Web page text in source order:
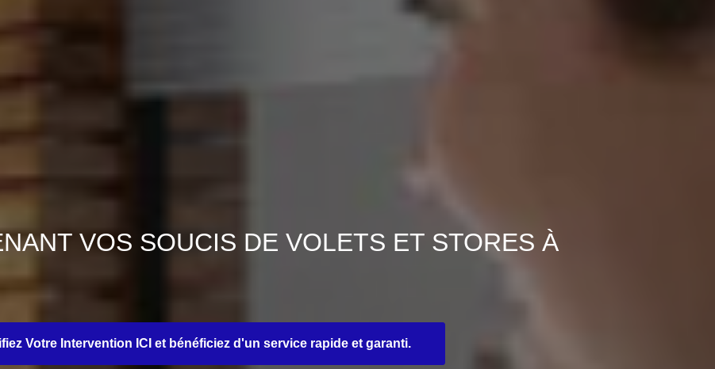
VOS SOUCIS DE VOLETS ET STORES À
Votre Intervention ICI et bénéficiez d'un service rapide et garanti.